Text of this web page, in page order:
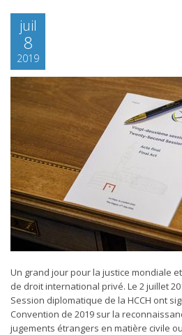
juil
8
2019
Un grand jour pour la justice mondiale
de droit international privé. Le 2 juillet
Session diplomatique de la HCCH ont
Convention de 2019 sur la
jugements étrangers en matière civile